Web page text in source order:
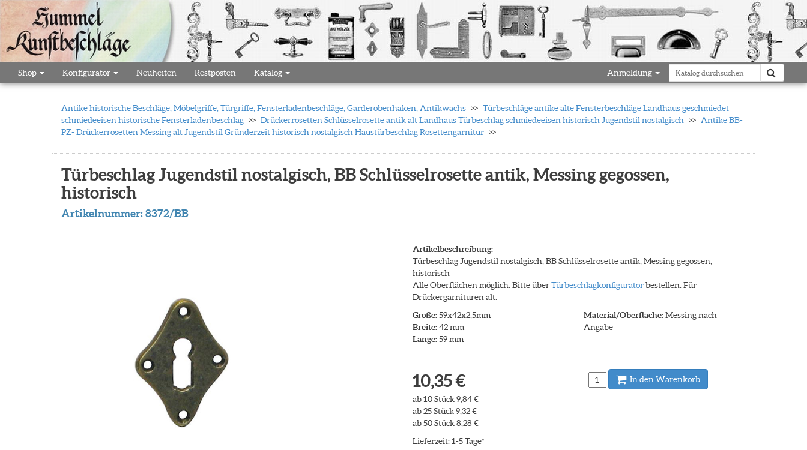
Shop Konfigurator Neuheiten Restposten Katalog Anmeldung
Antike historische Beschläge, Möbelgriffe, Türgriffe, Fensterladenbeschläge, Garderobenhaken, Antikwachs
Türbeschläge antike alte Fensterbeschläge Landhaus geschmiedet
schmiedeeisen historische Fensterladenbeschlag
Drückerrosetten Schlüsselrosette antik alt Landhaus Türbeschlag schmiedeeisen historisch Jugendstil nostalgisch
Antike BB-
PZ- Drückerrosetten Messing alt Jugendstil Gründerzeit historisch nostalgisch Haustürbeschlag Rosettengarnitur
Türbeschlag Jugendstil nostalgisch, BB Schlüsselrosette antik, Messing gegossen,
historisch
Artikelnummer:8372/BB
Artikelbeschreibung:
Türbeschlag Jugendstil nostalgisch, BB Schlüsselrosette antik, Messing gegossen,
historisch
Alle Oberflächen möglich. Bitte überTürbeschlagkonfiguratorbestellen. Für
Drückergarnituren alt.
Größe:59x42x2,5mm
Breite:42 mm
Länge:59 mm
Material/Oberfläche:Messing nach
Angabe
10,35 €
ab 10 Stück 9,84 €
ab 25 Stück 9,32 €
ab 50 Stück 8,28 €
Lieferzeit: 1-5 Tage*
In den Warenkorb